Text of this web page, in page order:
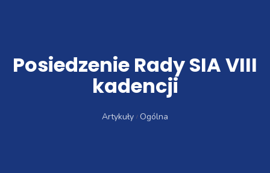
Posiedzenie Rady SIA VIII
kadencji
Artykuły Ogólna